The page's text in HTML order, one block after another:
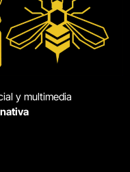
y multimedia